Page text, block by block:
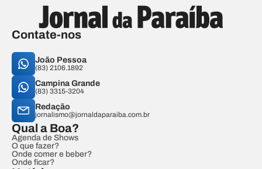
Contate-nos
João Pessoa
(83) 2106.1892
Campina Grande
(83) 3315-3204
Redação
jornalismo@jornaldaparaiba.com.br
Qual a Boa?
Agenda de Shows
O que fazer?
Onde comer e beber?
Onde ficar?